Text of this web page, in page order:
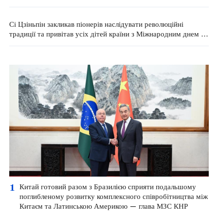
Сі Цзіньпін закликав піонерів наслідувати революційні
традиції та привітав усіх дітей країни з Міжнародним днем ​​
1
Китай готовий разом з Бразилією сприяти подальшому
поглибленому розвитку комплексного співробітництва між
Китаєм та Латинською Америкою — глава МЗС КНР